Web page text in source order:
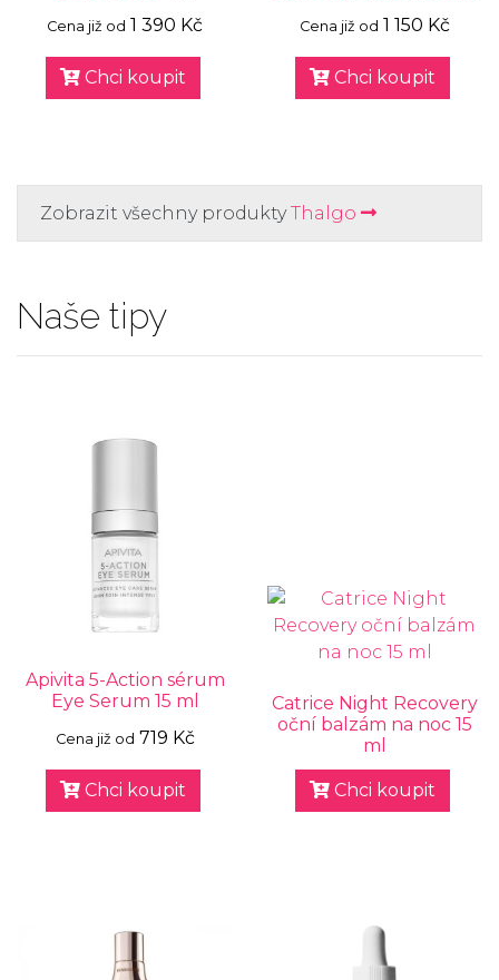
Cena již od 1 390 Kč
Chci koupit
Cena již od 1 150 Kč
Chci koupit
Zobrazit všechny produktyThalgo
Naše tipy
Apivita 5-Action sérum
Eye Serum 15 ml
Cena již od 719 Kč
Chci koupit
Catrice Night Recovery
oční balzám na noc 15
ml
Chci koupit